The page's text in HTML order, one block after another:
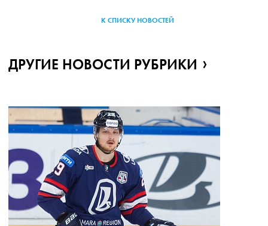
К СПИСКУ НОВОСТЕЙ
ДРУГИЕ НОВОСТИ РУБРИКИ